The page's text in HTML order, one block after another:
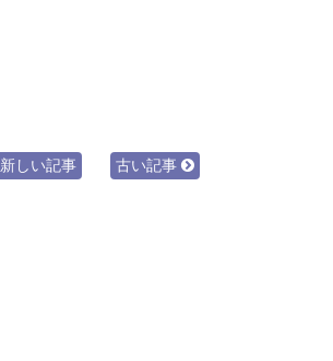
新しい記事 古い記事